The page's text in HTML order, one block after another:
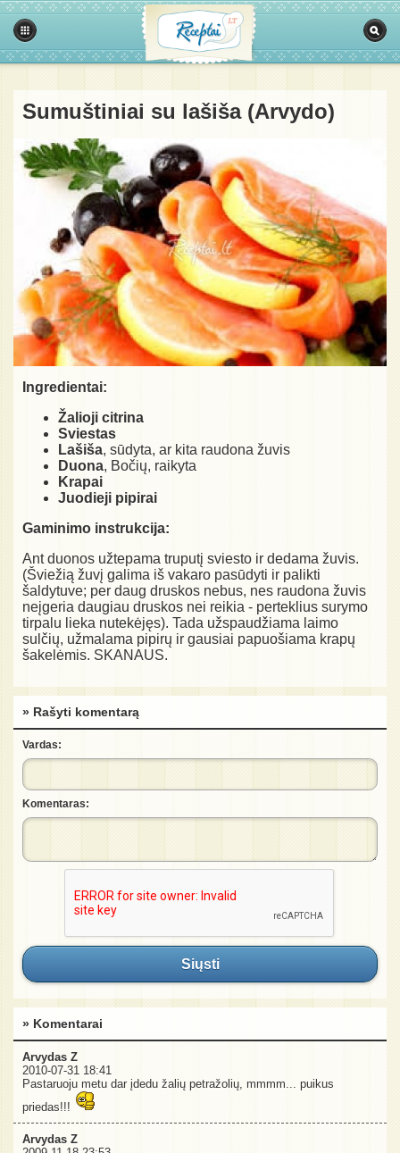
Sumuštiniai su lašiša (Arvydo)
Ingredientai:
Žalioji citrina
Sviestas
Lašiša, sūdyta, ar kita raudona žuvis
Duona, Bočių, raikyta
Krapai
Juodieji pipirai
Gaminimo instrukcija:
Ant duonos užtepama truputį sviesto ir dedama žuvis.
(Šviežią žuvį galima iš vakaro pasūdyti ir palikti
šaldytuve; per daug druskos nebus, nes raudona žuvis
neįgeria daugiau druskos nei reikia - perteklius surymo
tirpalu lieka nutekėjęs). Tada užspaudžiama laimo
sulčių, užmalama pipirų ir gausiai papuošiama krapų
šakelėmis. SKANAUS.
» Rašyti komentarą
Vardas:
Komentaras:
Siųsti
» Komentarai
Arvydas Z
2010-07-31 18:41
Pastaruoju metu dar įdedu žalių petražolių, mmmm... puikus
priedas!!!
Arvydas Z